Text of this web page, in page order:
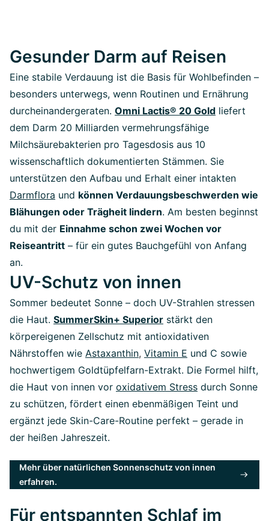
Gesunder Darm auf Reisen
Eine stabile Verdauung ist die Basis für Wohlbefinden –
besonders unterwegs, wenn Routinen und Ernährung
durcheinandergeraten. Omni Lactis® 20 Gold liefert
dem Darm 20 Milliarden vermehrungsfähige
Milchsäurebakterien pro Tagesdosis aus 10
wissenschaftlich dokumentierten Stämmen. Sie
unterstützen den Aufbau und Erhalt einer intakten
Darmflora und können Verdauungsbeschwerden wie
Blähungen oder Trägheit lindern. Am besten beginnst
du mit der Einnahme schon zwei Wochen vor
Reiseantritt – für ein gutes Bauchgefühl von Anfang
an.
UV-Schutz von innen
Sommer bedeutet Sonne – doch UV-Strahlen stressen
die Haut. SummerSkin+ Superior stärkt den
körpereigenen Zellschutz mit antioxidativen
Nährstoffen wie Astaxanthin, Vitamin E und C sowie
hochwertigem Goldtüpfelfarn-Extrakt. Die Formel hilft,
die Haut von innen vor oxidativem Stress durch Sonne
zu schützen, fördert einen ebenmäßigen Teint und
ergänzt jede Skin-Care-Routine perfekt – gerade in
der heißen Jahreszeit.
Mehr über natürlichen Sonnenschutz von innen
erfahren.
Für entspannten Schlaf im